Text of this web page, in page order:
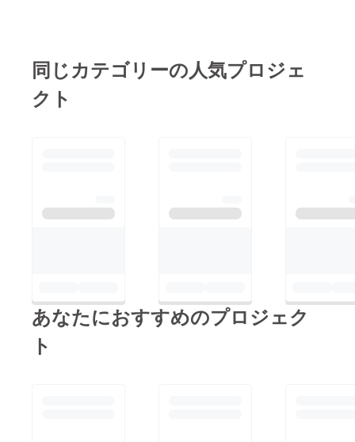
同じカテゴリーの人気プロジェ
クト
あなたにおすすめのプロジェク
ト